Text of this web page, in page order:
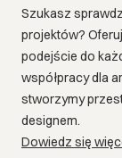
Szukasz
projektów?
podejście do
współpracy dla
stworzymy
designem.
Dowiedz się